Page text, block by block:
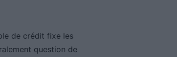
de crédit fixe les
question de